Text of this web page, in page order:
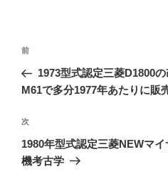
投
ナ
ゲ
ー
シ
前
の
投
前
1973型式認定三菱D1800
M61で多分1977年あたりに販
次
の
投
次
1980年型式認定三菱NEWマ
機考古学